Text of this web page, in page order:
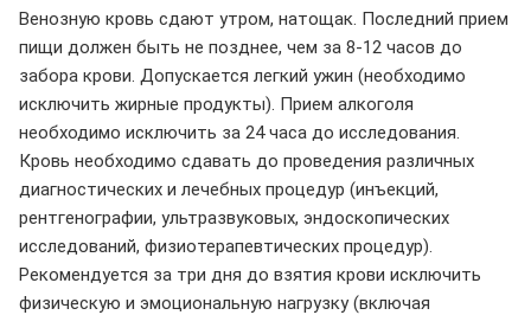
Венозную кровь сдают утром, натощак. Последний прием
пищи должен быть не позднее, чем за 8-12 часов до
забора крови. Допускается легкий ужин (необходимо
исключить жирные продукты). Прием алкоголя
необходимо исключить за 24 часа до исследования.
Кровь необходимо сдавать до проведения различных
диагностических и лечебных процедур (инъекций,
рентгенографии, ультразвуковых, эндоскопических
исследований, физиотерапевтических процедур).
Рекомендуется за три дня до взятия крови исключить
физическую и эмоциональную нагрузку (включая